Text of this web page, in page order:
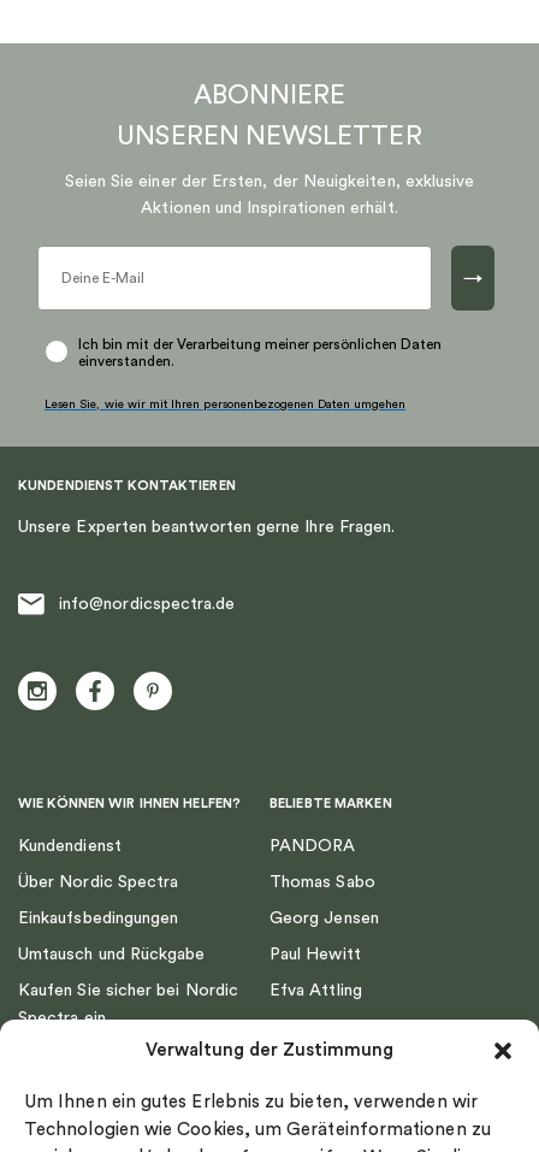
Verwaltung der Zustimmung
Um Ihnen ein gutes Erlebnis zu bieten, verwenden wir
Technologien wie Cookies, um Geräteinformationen zu
ABONNIERE
UNSEREN NEWSLETTER
Seien Sie einer der Ersten, der Neuigkeiten, exklusive
Aktionen und Inspirationen erhält.
→
Ich bin mit der Verarbeitung meiner persönlichen Daten
einverstanden.
Lesen Sie, wie wir mit Ihren personenbezogenen Daten umgehen
KUNDENDIENST KONTAKTIEREN
Unsere Experten beantworten gerne Ihre Fragen.
info@nordicspectra.de
WIE KÖNNEN WIR IHNEN HELFEN?
Kundendienst
Über Nordic Spectra
Einkaufsbedingungen
Umtausch und Rückgabe
Kaufen Sie sicher bei Nordic
Spectra ein
Impressum
Ringgröße
BELIEBTE MARKEN
PANDORA
Thomas Sabo
Georg Jensen
Paul Hewitt
Efva Attling
Drakenberg Sjölin
Nordic Spectra